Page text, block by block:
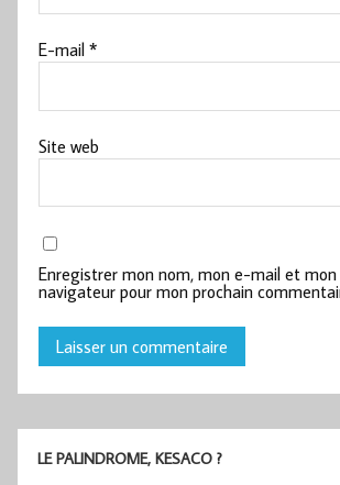
E-mail*
Site web
Enregistrer mon nom, mon e-mail et
navigateur pour mon prochain
LE PALINDROME, KESACO ?